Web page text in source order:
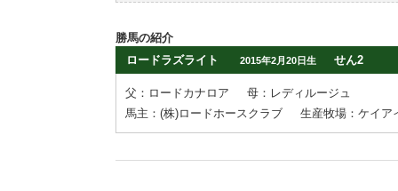
勝馬の紹介
ロードラズライト
2015年2月20日生 せん2
父：ロードカナロア
母：レディルージュ
馬主：(株)ロードホースクラブ
生産牧場：ケイア